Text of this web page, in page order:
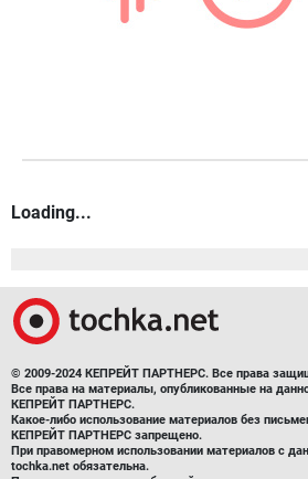
Loading...
© 2009-2024 КЕПРЕЙТ ПАРТНЕРС. Все права
Все права на материалы, опубликованные на
КЕПРЕЙТ ПАРТНЕРС.
Какое-либо использование материалов без
КЕПРЕЙТ ПАРТНЕРС запрещено.
При правомерном использовании материалов с
tochka.net обязательна.